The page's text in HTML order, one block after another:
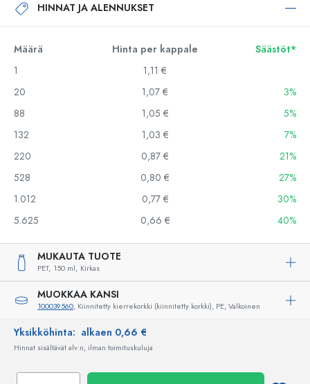
HINNAT JA ALENNUKSET
Määrä Hinta per kappale
Säästöt*
1
1,11 €
20
1,07 €
3%
88
1,05 €
5%
132
1,03 €
7%
220
0,87 €
21%
528
0,80 €
27%
1.012
0,77 €
30%
5.625
0,66 € 40%
MUKAUTA TUOTE
PET, 150 ml, Kirkas
MUOKKAA KANSI
100039560, Kiinnitetty kierrekorkki (kiinnitetty korkki), PE, Valkoinen
Yksikköhinta: alkaen 0,66 €
Hinnat sisältävät alv:n, ilman toimituskuluja